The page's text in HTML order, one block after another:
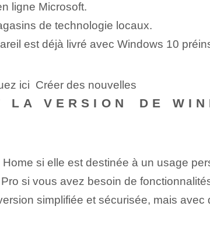
ligne Microsoft.
de technologie locaux.
est déjà livré avec Windows 10
ici Créer des nouvelles
LA VERSION⁢ DE
Home si elle est destinée à un usage
si vous avez besoin de
simplifiée et sécurisée, mais